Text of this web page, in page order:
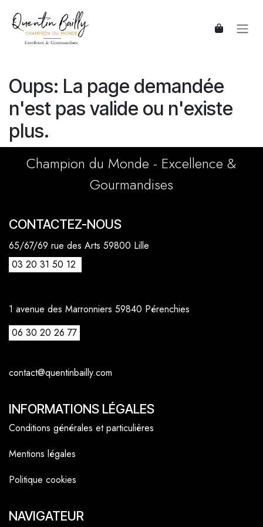
Oups: La page demandée
n'est pas valide ou n'existe
plus.
CONTACTEZ-NOUS
65/67/69 rue des Arts 59800 Lille
03 20 31 50 12
1 avenue des Marronniers 59840 Pérenchies
06 30 20 26 77
contact@quentinbailly.com
Champion du Monde - Excellence &
Gourmandises
INFORMATIONS LÉGALES
Conditions générales et particulières
Mentions légales
Politique cookies
NAVIGATEUR